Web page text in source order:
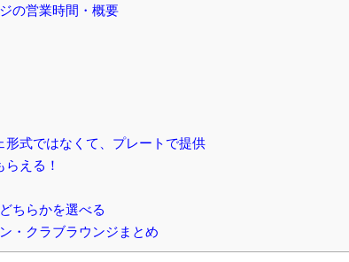
の営業時間・概要
式ではなくて、プレートで提供
える！
ちらかを選べる
・クラブラウンジまとめ